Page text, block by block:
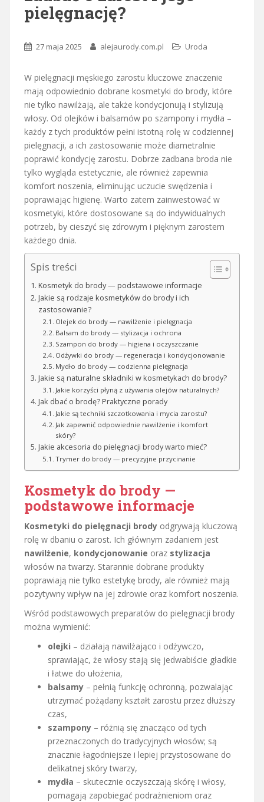
pielęgnację?
27 maja 2025 alejaurody.com.pl Uroda
W pielęgnacji męskiego zarostu kluczowe znaczenie
mają odpowiednio dobrane kosmetyki do brody, które
nie tylko nawilżają, ale także kondycjonują i stylizują
włosy. Od olejków i balsamów po szampony i mydła –
każdy z tych produktów pełni istotną rolę w codziennej
pielęgnacji, a ich zastosowanie może diametralnie
poprawić kondycję zarostu. Dobrze zadbana broda nie
tylko wygląda estetycznie, ale również zapewnia
komfort noszenia, eliminując uczucie swędzenia i
poprawiając higienę. Warto zatem zainwestować w
kosmetyki, które dostosowane są do indywidualnych
potrzeb, by cieszyć się zdrowym i pięknym zarostem
każdego dnia.
Spis treści
Kosmetyk do brody — podstawowe informacje
Jakie są rodzaje kosmetyków do brody i ich
zastosowanie?
Olejek do brody — nawilżenie i pielęgnacja
Balsam do brody — stylizacja i ochrona
Szampon do brody — higiena i oczyszczanie
Odżywki do brody — regeneracja i kondycjonowanie
Mydło do brody — codzienna pielęgnacja
Jakie są naturalne składniki w kosmetykach do brody?
Jakie korzyści płyną z używania olejów naturalnych?
Jak dbać o brodę? Praktyczne porady
Jakie są techniki szczotkowania i mycia zarostu?
Jak zapewnić odpowiednie nawilżenie i komfort
skóry?
Jakie akcesoria do pielęgnacji brody warto mieć?
Trymer do brody — precyzyjne przycinanie
Kosmetyk do brody —
podstawowe informacje
Kosmetyki do pielęgnacji brody odgrywają kluczową
rolę w dbaniu o zarost. Ich głównym zadaniem jest
nawilżenie, kondycjonowanie oraz stylizacja
włosów na twarzy. Starannie dobrane produkty
poprawiają nie tylko estetykę brody, ale również mają
pozytywny wpływ na jej zdrowie oraz komfort noszenia.
Wśród podstawowych preparatów do pielęgnacji brody
można wymienić:
olejki – działają nawilżająco i odżywczo,
sprawiając, że włosy stają się jedwabiście gładkie
i łatwe do ułożenia,
balsamy – pełnią funkcję ochronną, pozwalając
utrzymać pożądany kształt zarostu przez dłuższy
czas,
szampony – różnią się znacząco od tych
przeznaczonych do tradycyjnych włosów; są
znacznie łagodniejsze i lepiej przystosowane do
delikatnej skóry twarzy,
mydła – skutecznie oczyszczają skórę i włosy,
pomagają zapobiegać podrażnieniom oraz